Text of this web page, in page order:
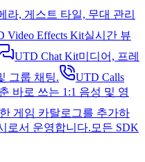
라, 게스트 타일, 무대 관리
Video Effects Kit실시간 뷰
UTD Chat Kit미디어, 프레
그룹 채팅.
UTD Calls
바로 쓰는 1:1 음성 및 영
게임 카탈로그를 추가하
로서 운영합니다. 모든 SDK